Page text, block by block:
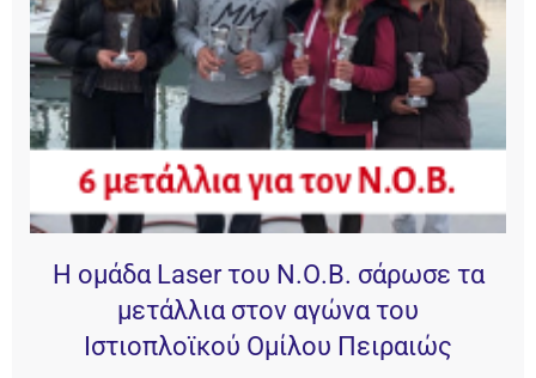
Η ομάδα Laser του Ν.Ο.Β. σάρωσε τα
μετάλλια στον αγώνα του
Ιστιοπλοϊκού Ομίλου Πειραιώς